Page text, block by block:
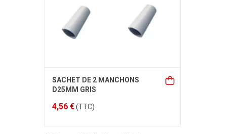
SACHET DE 2 MANCHONS
D25MM GRIS
4,56 €(TTC)